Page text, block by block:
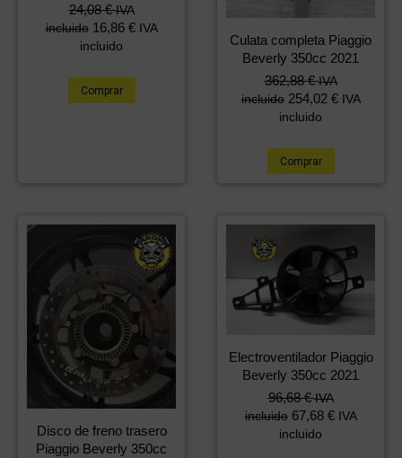
24,08€ IVA
incluido 16,86 € IVA
incluido
Comprar
Culata completa Piaggio
Beverly 350cc 2021
362,88€ IVA
incluido 254,02 € IVA
incluido
Comprar
Disco de freno trasero
Piaggio Beverly 350cc
Electroventilador Piaggio
Beverly 350cc 2021
96,68€ IVA
incluido 67,68 € IVA
incluido